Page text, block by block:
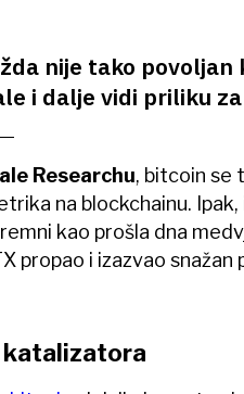
nije tako povoljan
i dalje vidi priliku
Researchu, bitcoin se
na blockchainu.
kao prošla dna
propao i izazvao
katalizatora